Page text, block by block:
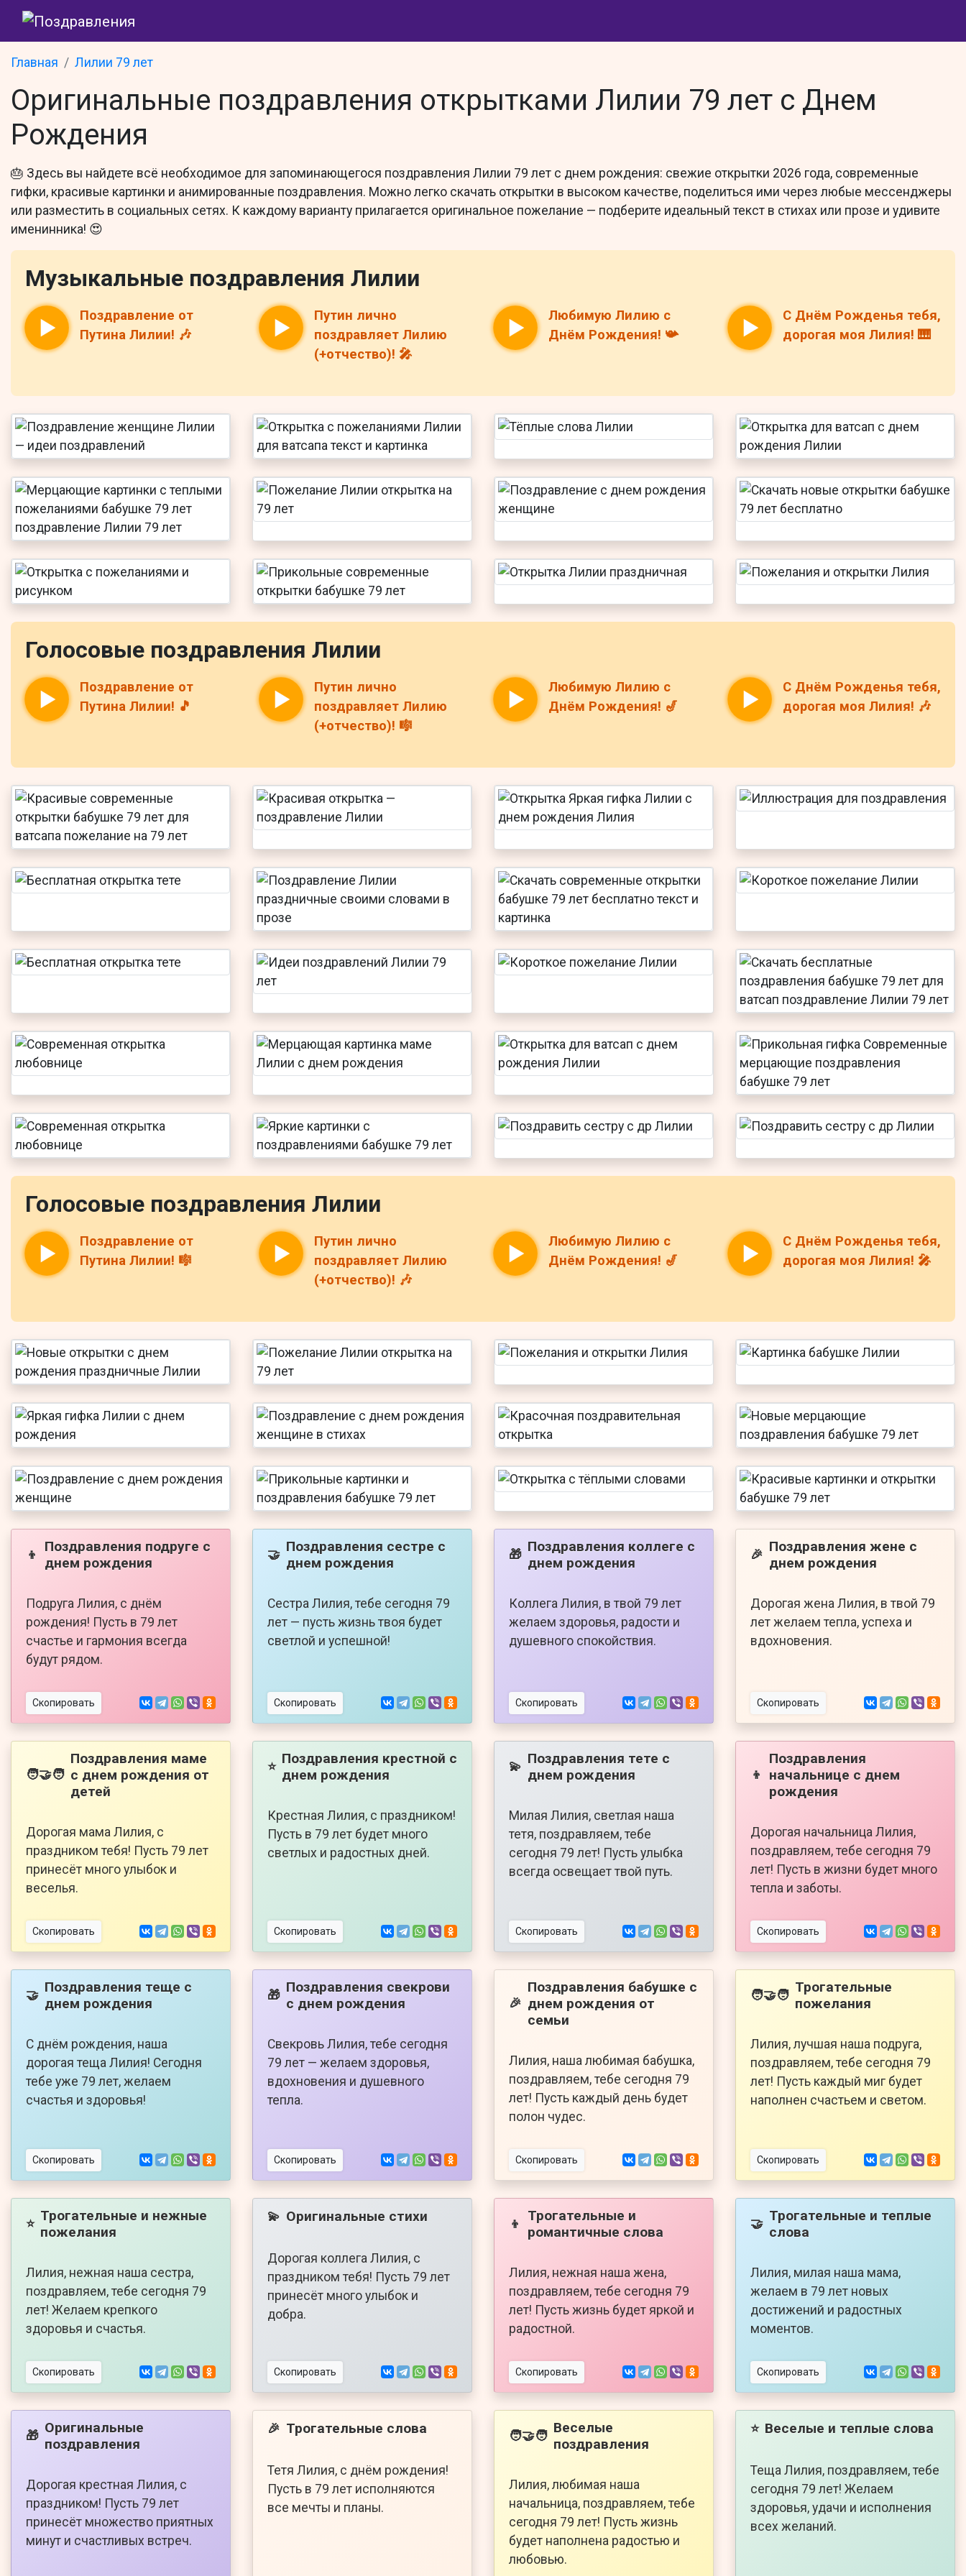
Главная Лилии 79 лет
Оригинальные поздравления открытками Лилии 79 лет с Днем
Рождения
🎂 Здесь вы найдете всё необходимое для запоминающегося поздравления Лилии 79 лет с днем рождения: свежие открытки 2026 года, современные
гифки, красивые картинки и анимированные поздравления. Можно легко скачать открытки в высоком качестве, поделиться ими через любые мессенджеры
или разместить в социальных сетях. К каждому варианту прилагается оригинальное пожелание — подберите идеальный текст в стихах или прозе и удивите
именинника! 😍
Музыкальные поздравления Лилии
Поздравление от
Путина Лилии! 🎶
Путин лично
поздравляет Лилию
(+отчество)! 🎤
Любимую Лилию с
Днём Рождения! 📯
С Днём Рожденья тебя,
дорогая моя Лилия! 🎹
Голосовые поздравления Лилии
Поздравление от
Путина Лилии! 🎵
Путин лично
поздравляет Лилию
(+отчество)! 🎼
Любимую Лилию с
Днём Рождения! 🎷
С Днём Рожденья тебя,
дорогая моя Лилия! 🎶
Голосовые поздравления Лилии
Поздравление от
Путина Лилии! 🎼
Путин лично
поздравляет Лилию
(+отчество)! 🎶
Любимую Лилию с
Днём Рождения! 🎷
С Днём Рожденья тебя,
дорогая моя Лилия! 🎤
👦
Поздравления подруге с
днем рождения
Подруга Лилия, с днём
рождения! Пусть в 79 лет
счастье и гармония всегда
будут рядом.
Скопировать
🤝 Поздравления сестре с
днем рождения
Сестра Лилия, тебе сегодня 79
лет — пусть жизнь твоя будет
светлой и успешной!
Скопировать
🎁 Поздравления коллеге с
днем рождения
Коллега Лилия, в твой 79 лет
желаем здоровья, радости и
душевного спокойствия.
Скопировать
🎉 Поздравления жене с
днем рождения
Дорогая жена Лилия, в твой 79
лет желаем тепла, успеха и
вдохновения.
Скопировать
🧑‍🤝‍🧑
Поздравления маме
с днем рождения от
детей
Дорогая мама Лилия, с
праздником тебя! Пусть 79 лет
принесёт много улыбок и
веселья.
Скопировать
⭐ Поздравления крестной с
днем рождения
Крестная Лилия, с праздником!
Пусть в 79 лет будет много
светлых и радостных дней.
Скопировать
💫 Поздравления тете с
днем рождения
Милая Лилия, светлая наша
тетя, поздравляем, тебе
сегодня 79 лет! Пусть улыбка
всегда освещает твой путь.
Скопировать
👦
Поздравления
начальнице с днем
рождения
Дорогая начальница Лилия,
поздравляем, тебе сегодня 79
лет! Пусть в жизни будет много
тепла и заботы.
Скопировать
🤝 Поздравления теще с
днем рождения
С днём рождения, наша
дорогая теща Лилия! Сегодня
тебе уже 79 лет, желаем
счастья и здоровья!
Скопировать
🎁 Поздравления свекрови
с днем рождения
Свекровь Лилия, тебе сегодня
79 лет — желаем здоровья,
вдохновения и душевного
тепла.
Скопировать
🎉
Поздравления бабушке с
днем рождения от
семьи
Лилия, наша любимая бабушка,
поздравляем, тебе сегодня 79
лет! Пусть каждый день будет
полон чудес.
Скопировать
🧑‍🤝‍🧑 Трогательные
пожелания
Лилия, лучшая наша подруга,
поздравляем, тебе сегодня 79
лет! Пусть каждый миг будет
наполнен счастьем и светом.
Скопировать
⭐ Трогательные и нежные
пожелания
Лилия, нежная наша сестра,
поздравляем, тебе сегодня 79
лет! Желаем крепкого
здоровья и счастья.
Скопировать
💫 Оригинальные стихи
Дорогая коллега Лилия, с
праздником тебя! Пусть 79 лет
принесёт много улыбок и
добра.
Скопировать
👦
Трогательные и
романтичные слова
Лилия, нежная наша жена,
поздравляем, тебе сегодня 79
лет! Пусть жизнь будет яркой и
радостной.
Скопировать
🤝 Трогательные и теплые
слова
Лилия, милая наша мама,
желаем в 79 лет новых
достижений и радостных
моментов.
Скопировать
🎁 Оригинальные
поздравления
Дорогая крестная Лилия, с
праздником! Пусть 79 лет
принесёт множество приятных
минут и счастливых встреч.
🎉 Трогательные слова
Тетя Лилия, с днём рождения!
Пусть в 79 лет исполняются
все мечты и планы.
🧑‍🤝‍🧑 Веселые
поздравления
Лилия, любимая наша
начальница, поздравляем, тебе
сегодня 79 лет! Пусть жизнь
будет наполнена радостью и
любовью.
⭐ Веселые и теплые слова
Теща Лилия, поздравляем, тебе
сегодня 79 лет! Желаем
здоровья, удачи и исполнения
всех желаний.